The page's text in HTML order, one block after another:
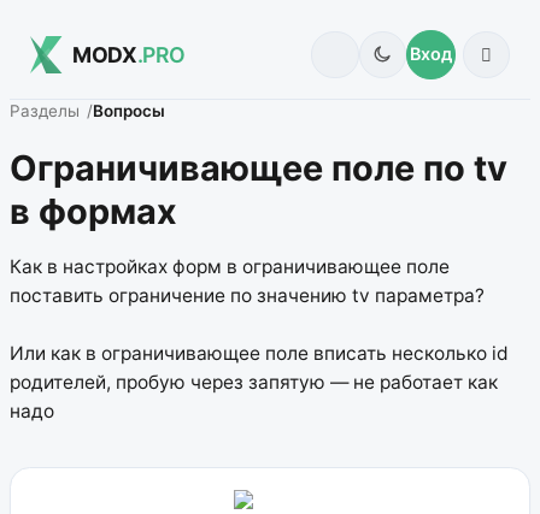
MODX.PRO Вход
Разделы Вопросы
Ограничивающее поле по tv
в формах
Как в настройках форм в ограничивающее поле
поставить ограничение по значению tv параметра?
Или как в ограничивающее поле вписать несколько id
родителей, пробую через запятую — не работает как
надо